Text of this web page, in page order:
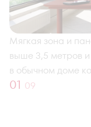
Мягкая зона и
выше 3,5 метров
в обычном доме
01 09